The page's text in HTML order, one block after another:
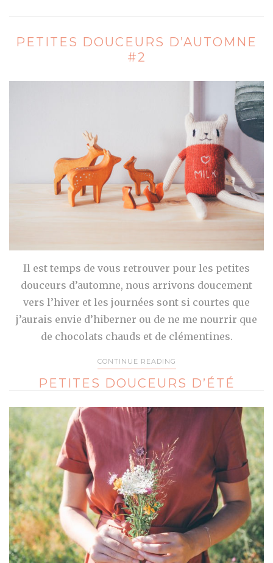
PETITES DOUCEURS D’AUTOMNE
#2
Il est temps de vous retrouver pour les petites
douceurs d’automne, nous arrivons doucement
vers l’hiver et les journées sont si courtes que
j’aurais envie d’hiberner ou de ne me nourrir que
de chocolats chauds et de clémentines.
CONTINUE READING
PETITES DOUCEURS D’ÉTÉ